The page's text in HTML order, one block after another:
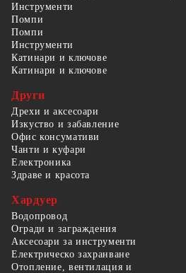
Инструменти
Помпи
Помпи
Инструменти
Катинари и ключове
Катинари и ключове
Други
Дрехи и аксесоари
Изкуство и забавление
Офис консумативи
Чанти и куфари
Електроника
Здраве и красота
Хардуер
Водопровод
Огради и заграждения
Аксесоари за инструменти
Електрическо захранване
Отопление, вентилация и